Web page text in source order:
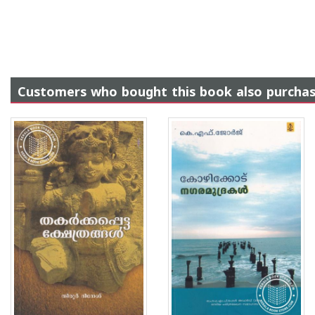
Customers who bought this book also